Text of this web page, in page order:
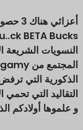
النسويات الشريعة
الذكورية التي
التقاليد التي
و علموها أولادكم